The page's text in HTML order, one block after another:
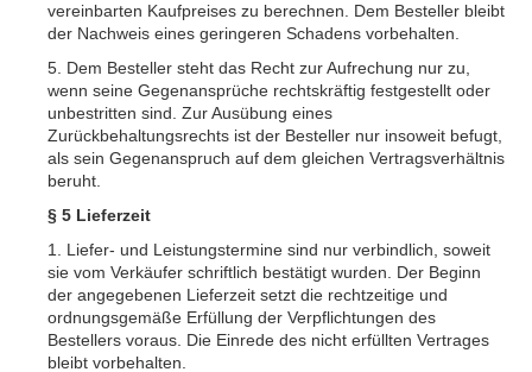
vereinbarten Kaufpreises zu berechnen. Dem Besteller bleibt
der Nachweis eines geringeren Schadens vorbehalten.
5. Dem Besteller steht das Recht zur Aufrechung nur zu,
wenn seine Gegenansprüche rechtskräftig festgestellt oder
unbestritten sind. Zur Ausübung eines
Zurückbehaltungsrechts ist der Besteller nur insoweit befugt,
als sein Gegenanspruch auf dem gleichen Vertragsverhältnis
beruht.
§ 5 Lieferzeit
1. Liefer- und Leistungstermine sind nur verbindlich, soweit
sie vom Verkäufer schriftlich bestätigt wurden. Der Beginn
der angegebenen Lieferzeit setzt die rechtzeitige und
ordnungsgemäße Erfüllung der Verpflichtungen des
Bestellers voraus. Die Einrede des nicht erfüllten Vertrages
bleibt vorbehalten.